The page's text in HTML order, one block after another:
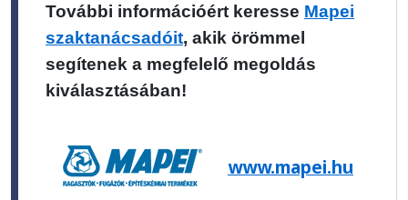
További információért keresse Mapei
szaktanácsadóit, akik örömmel
segítenek a megfelelő megoldás
kiválasztásában!
www.mapei.hu